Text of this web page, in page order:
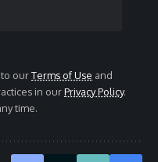
ourTerms of Use and
in ourPrivacy Policy.
time.